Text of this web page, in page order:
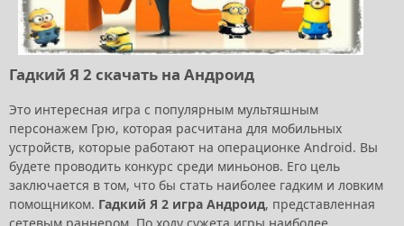
Гадкий Я 2 скачать на Андроид
Это интересная игра с популярным мультяшным
персонажем Грю, которая расчитана для мобильных
устройств, которые работают на операционке Android. Вы
будете проводить конкурс среди миньонов. Его цель
заключается в том, что бы стать наиболее гадким и ловким
помощником. Гадкий Я 2 игра Андроид, представленная